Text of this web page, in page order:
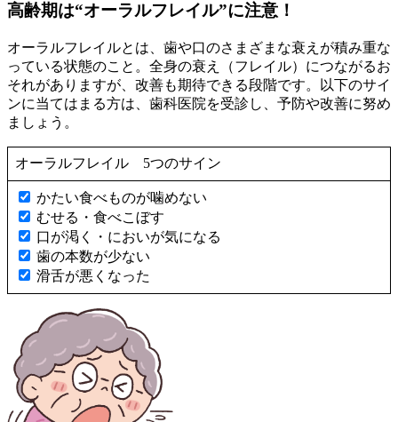
高齢期は“オーラルフレイル”に注意！
オーラルフレイルとは、歯や口のさまざまな衰えが積み重な
っている状態のこと。全身の衰え（フレイル）につながるお
それがありますが、改善も期待できる段階です。以下のサイ
ンに当てはまる方は、歯科医院を受診し、予防や改善に努め
ましょう。
オーラルフレイル 5つのサイン
かたい食べものが噛めない
むせる・食べこぼす
口が渇く・においが気になる
歯の本数が少ない
滑舌が悪くなった